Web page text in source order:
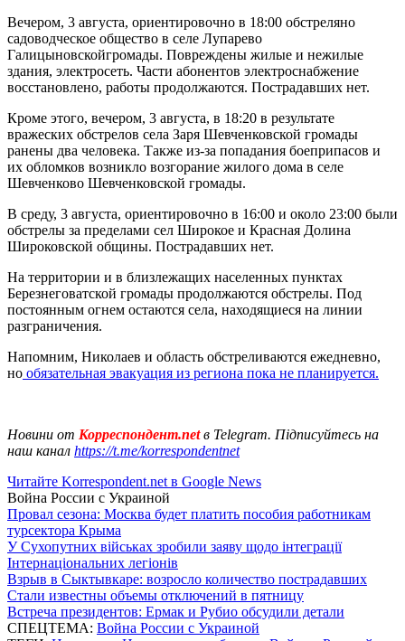
Вечером, 3 августа, ориентировочно в 18:00 обстреляно
садоводческое общество в селе Лупарево
Галицыновскойгромады. Повреждены жилые и нежилые
здания, электросеть. Части абонентов электроснабжение
восстановлено, работы продолжаются. Пострадавших нет.
Кроме этого, вечером, 3 августа, в 18:20 в результате
вражеских обстрелов села Заря Шевченковской громады
ранены два человека. Также из-за попадания боеприпасов и
их обломков возникло возгорание жилого дома в селе
Шевченково Шевченковской громады.
В среду, 3 августа, ориентировочно в 16:00 и около 23:00 были
обстрелы за пределами сел Широкое и Красная Долина
Широковской общины. Пострадавших нет.
На территории и в близлежащих населенных пунктах
Березнеговатской громады продолжаются обстрелы. Под
постоянным огнем остаются села, находящиеся на линии
разграничения.
Напомним, Николаев и область обстреливаются ежедневно,
но обязательная эвакуация из региона пока не планируется.
Новини от Корреспондент.netв Telegram. Підписуйтесь на
наш канал https://t.me/korrespondentnet
Читайте Korrespondent.net в Google News
Война России с Украиной
Провал сезона: Москва будет платить пособия работникам
турсектора Крыма
У Сухопутних військах зробили заяву щодо інтеграції
Інтернаціональних легіонів
Взрыв в Сыктывкаре: возросло количество пострадавших
Стали известны объемы отключений в пятницу
Встреча президентов: Ермак и Рубио обсудили детали
СПЕЦТЕМА: Война России с Украиной